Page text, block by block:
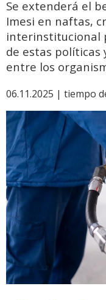
Se extenderá el
Imesi en naftas,
interinstitucional
de estas políticas
entre los
06.11.2025 | tiempo